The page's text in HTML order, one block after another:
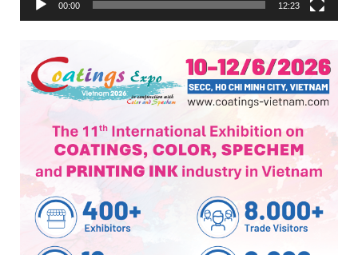
00:00 12:23